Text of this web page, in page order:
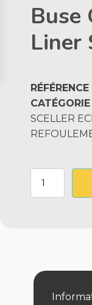
Buse
Liner
RÉFÉRENCE
CATÉGORIE
SCELLER
quantité